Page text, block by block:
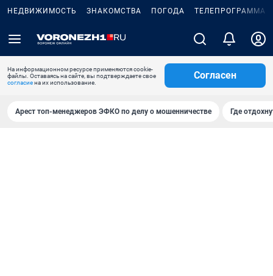
НЕДВИЖИМОСТЬ ЗНАКОМСТВА ПОГОДА ТЕЛЕПРОГРАММА
На информационном ресурсе применяются cookie-
файлы. Оставаясь на сайте, вы подтверждаете свое
согласиена их использование.
Согласен
Арест топ-менеджеров ЭФКО по делу о мошенничестве Где